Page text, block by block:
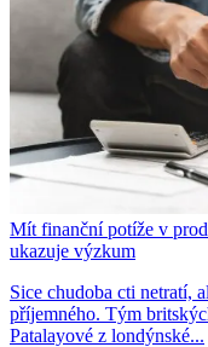
Mít finanční potíže v
ukazuje výzkum
Sice chudoba cti netratí,
příjemného. Tým
Patalayové z londýnské...